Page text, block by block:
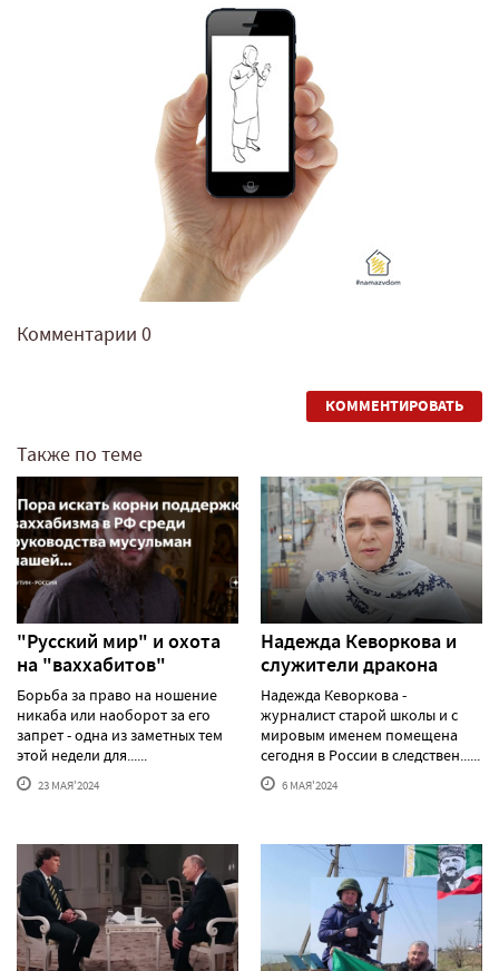
Комментарии 0
КОММЕНТИРОВАТЬ
Также по теме
"Русский мир" и охота
на "ваххабитов"
Борьба за право на ношение
никаба или наоборот за его
запрет - одна из заметных тем
этой недели для......
23 МАЯ'2024
Надежда Кеворкова и
служители дракона
Надежда Кеворкова -
журналист старой школы и с
мировым именем помещена
сегодня в России в следствен......
6 МАЯ'2024